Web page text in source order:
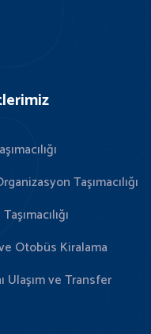
Taşımacılığı
Otobüs Kiralama
Ulaşım ve Transfer